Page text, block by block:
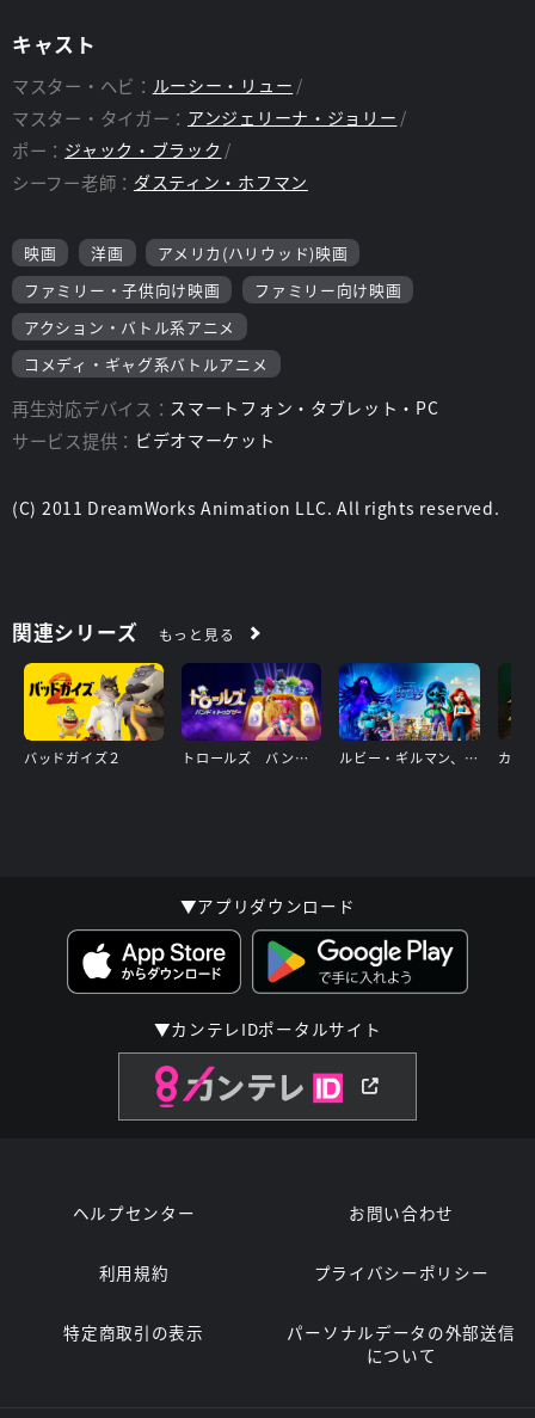
キャスト
マスター・ヘビ： ルーシー・リュー
マスター・タイガー： アンジェリーナ・ジョリー
ポー： ジャック・ブラック
シーフー老師： ダスティン・ホフマン
映画 洋画
アメリカ(ハリウッド)映画
ファミリー・子供向け映画
ファミリー向け映画
アクション・バトル系アニメ
コメディ・ギャグ系バトルアニメ
再生対応デバイス： スマートフォン・タブレット・PC
サービス提供： ビデオマーケット
(C) 2011 DreamWorks Animation LLC. All rights reserved.
関連シリーズ もっと見る
バッドガイズ２ トロールズ バンド★トゥゲザー ルビー・ギルマン、ティーンエイジ・クラーケン
▼アプリダウンロード
▼カンテレIDポータルサイト
ヘルプセンター お問い合わせ
利用規約 プライバシーポリシー
特定商取引の表示
パーソナルデータの外部送信
について